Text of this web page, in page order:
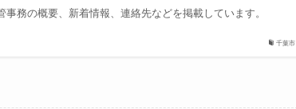
千葉市
務の概要、新着情報、連絡先などを掲載しています。